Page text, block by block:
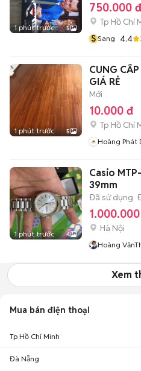
1 phút trước 5
750.000 đ
Tp Hồ Chí
S Sang 4.4
1 phút trước 5
CUNG
GIÁ RẺ
Mới
10.000 đ
Tp Hồ Chí
Hoàng Phát
1 phút trước 4
Casio
39mm
Đã sử dụng
Hà Nội
Hoàng
Xem
Mua bán điện thoại
Tp Hồ Chí Minh
Đà Nẵng